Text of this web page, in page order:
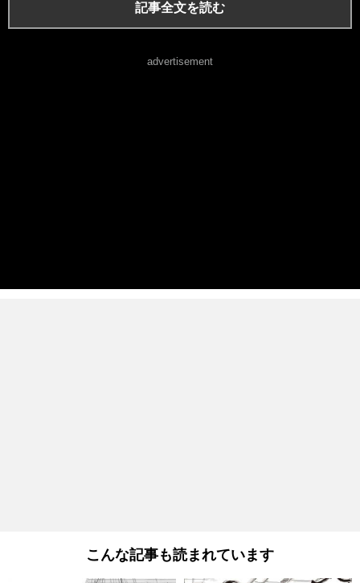
記事全文を読む
advertisement
こんな記事も読まれています